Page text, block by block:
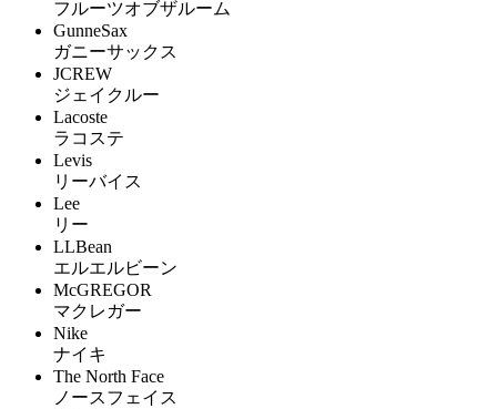
フルーツオブザルーム
GunneSax
ガニーサックス
JCREW
ジェイクルー
Lacoste
ラコステ
Levis
リーバイス
Lee
リー
LLBean
エルエルビーン
McGREGOR
マクレガー
Nike
ナイキ
The North Face
ノースフェイス